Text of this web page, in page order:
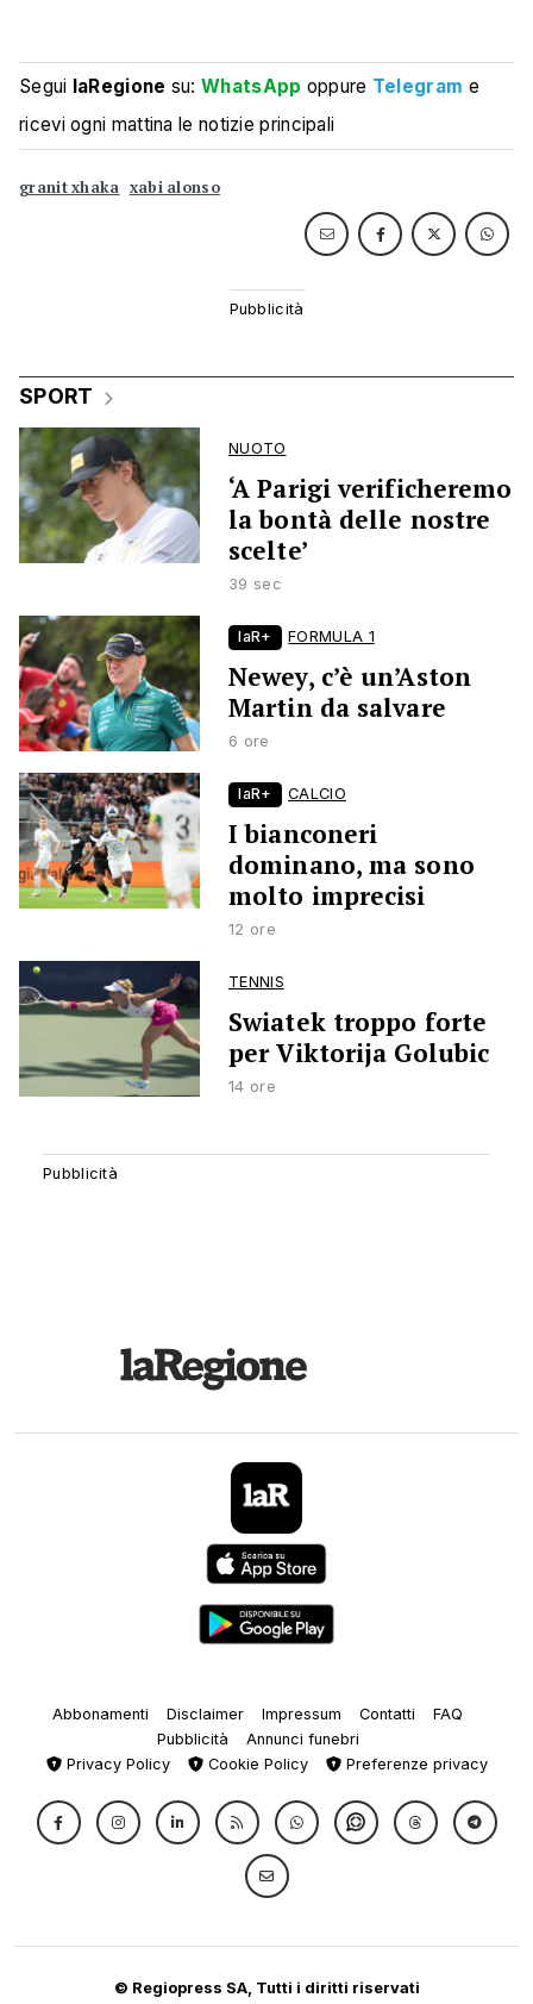
Segui laRegione su:WhatsApp oppure Telegram e
ricevi ogni mattina le notizie principali
granit xhaka xabi alonso
SPORT
NUOTO
‘A Parigi verificheremo
la bontà delle nostre
scelte’
39 sec
laR+ FORMULA 1
Newey, c’è un’Aston
Martin da salvare
6 ore
laR+ CALCIO
I bianconeri
dominano, ma sono
molto imprecisi
12 ore
TENNIS
Swiatek troppo forte
per Viktorija Golubic
14 ore
Abbonamenti Disclaimer Impressum Contatti
FAQ
Pubblicità
Annunci funebri
Privacy Policy
Cookie Policy Preferenze privacy
© Regiopress SA, Tutti i diritti riservati